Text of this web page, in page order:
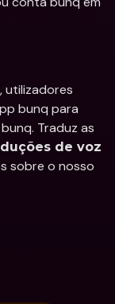
, utilizadores
bunq para
Traduz as
de voz
sobre o nosso